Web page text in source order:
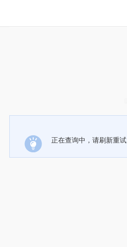
正在查询中，请刷新重试